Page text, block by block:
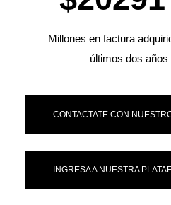
Millones en factura
últimos dos años
CONTACTATE CON
INGRESA A NUESTRA